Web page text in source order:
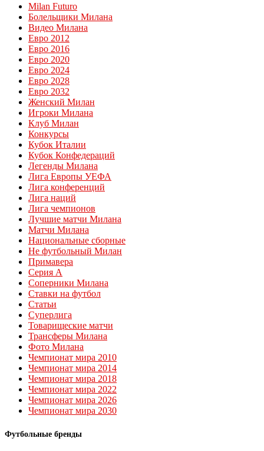
Milan Futuro
Болельщики Милана
Видео Милана
Евро 2012
Евро 2016
Евро 2020
Евро 2024
Евро 2028
Евро 2032
Женский Милан
Игроки Милана
Клуб Милан
Конкурсы
Кубок Италии
Кубок Конфедераций
Легенды Милана
Лига Европы УЕФА
Лига конференций
Лига наций
Лига чемпионов
Лучшие матчи Милана
Матчи Милана
Национальные сборные
Не футбольный Милан
Примавера
Серия А
Соперники Милана
Ставки на футбол
Статьи
Суперлига
Товарищеские матчи
Трансферы Милана
Фото Милана
Чемпионат мира 2010
Чемпионат мира 2014
Чемпионат мира 2018
Чемпионат мира 2022
Чемпионат мира 2026
Чемпионат мира 2030
Футбольные бренды